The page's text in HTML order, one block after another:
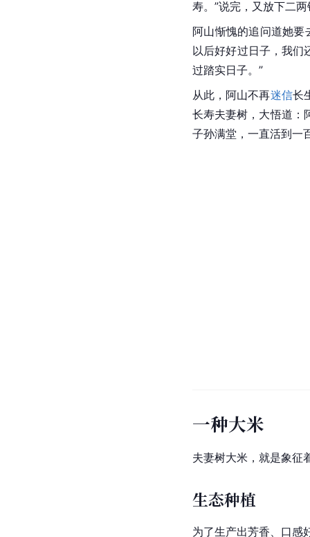
寿。”说完，又放下二
阿山惭愧的追问道她要
以后好好过日子，我们
过踏实日子。”
从此，阿山不再迷信长
长寿夫妻树，大悟道：
子孙满堂，一直活到一
一种大米
夫妻树大米，就是象征
生态种植
为了生产出芳香、口感